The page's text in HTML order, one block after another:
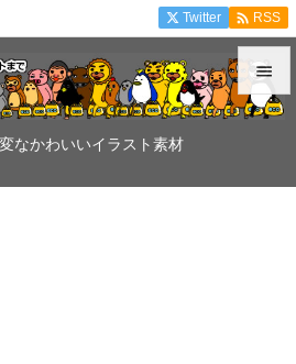
なかわいいイラスト素材


Twitter  RSS